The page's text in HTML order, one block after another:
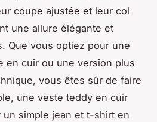
coupe ajustée et leur col
une allure élégante et
Que vous optiez pour une
en cuir ou une version plus
vous êtes sûr de faire
une veste teddy en cuir
simple jean et t-shirt en